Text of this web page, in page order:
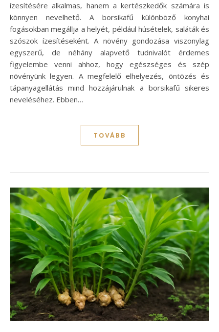
ízesítésére alkalmas, hanem a kertészkedők számára is
könnyen nevelhető. A borsikafű különböző konyhai
fogásokban megállja a helyét, például húsételek, saláták és
szószok ízesítéseként. A növény gondozása viszonylag
egyszerű, de néhány alapvető tudnivalót érdemes
figyelembe venni ahhoz, hogy egészséges és szép
növényünk legyen. A megfelelő elhelyezés, öntözés és
tápanyagellátás mind hozzájárulnak a borsikafű sikeres
neveléséhez. Ebben…
TOVÁBB